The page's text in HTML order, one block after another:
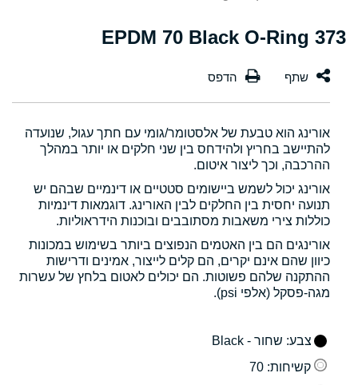
373 EPDM 70 Black O-Ring
אורינג הוא טבעת של אלסטומר/גומי עם חתך עגול, שנועדה
להתיישב בחריץ ולהידחס בין שני חלקים או יותר במהלך
ההרכבה, וכך ליצור איטום.
אורינג יכול לשמש ביישומים סטטיים או דינמיים שבהם יש
תנועה יחסית בין החלקים לבין האורינג. דוגמאות דינמיות
כוללות צירי משאבות מסתובבים ובוכנות הידראוליות.
אורינגים הם בין האטמים הנפוצים ביותר בשימוש במכונות
כיוון שהם אינם יקרים, הם קלים לייצור, אמינים ודרישות
ההתקנה שלהם פשוטות. הם יכולים לאטום בלחץ של עשרות
מגה-פסקל (אלפי psi).
צבע: שחור - Black
קשיחות: 70